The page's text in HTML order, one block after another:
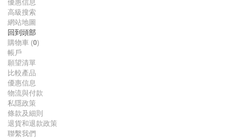
高級搜索
網站地圖
回到頭部
購物車 (0)
帳戶
願望清單
比較產品
優惠信息
物流與付款
私隱政策
條款及細則
退貨和退款政策
聯繫我們